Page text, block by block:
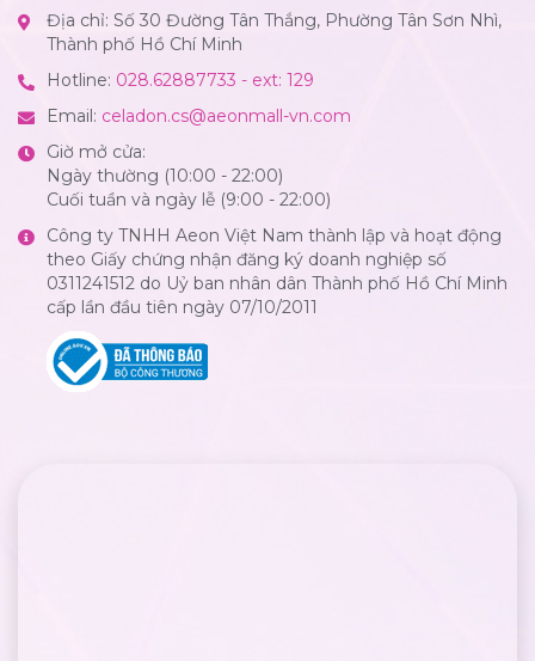
Địa chỉ: Số 30 Đường Tân Thắng, Phường Tân Sơn Nhì,
Thành phố Hồ Chí Minh
Hotline: 028.62887733 - ext: 129
Email: celadon.cs@aeonmall-vn.com
Giờ mở cửa:
Ngày thường (10:00 - 22:00)
Cuối tuần và ngày lễ (9:00 - 22:00)
Công ty TNHH Aeon Việt Nam thành lập và hoạt động
theo Giấy chứng nhận đăng ký doanh nghiệp số
0311241512 do Uỷ ban nhân dân Thành phố Hồ Chí Minh
cấp lần đầu tiên ngày 07/10/2011